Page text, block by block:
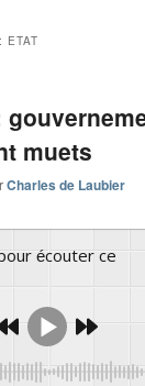
ETAT
muets
Charles de Laubier